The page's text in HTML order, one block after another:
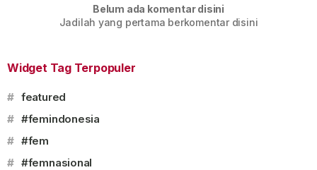
Belum ada komentar disini
Jadilah yang pertama berkomentar disini
Widget Tag Terpopuler
# featured
# #femindonesia
# #fem
# #femnasional